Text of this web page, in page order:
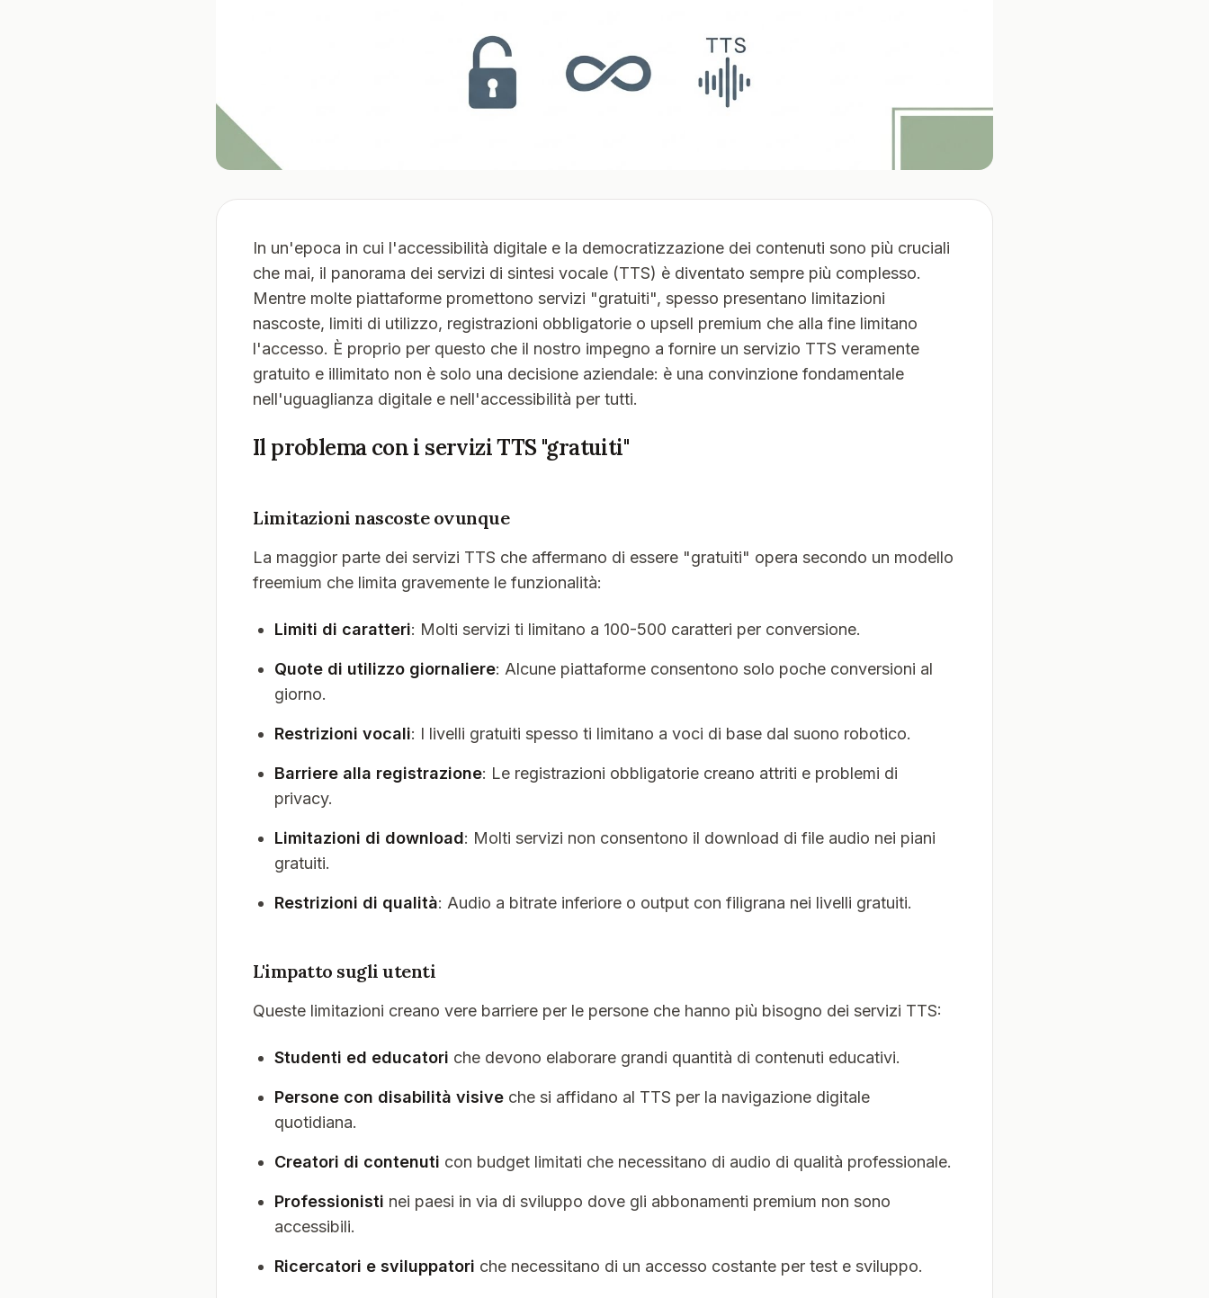
In un'epoca in cui l'accessibilità digitale e la democratizzazione dei contenuti sono più cruciali
che mai, il panorama dei servizi di sintesi vocale (TTS) è diventato sempre più complesso.
Mentre molte piattaforme promettono servizi "gratuiti", spesso presentano limitazioni
nascoste, limiti di utilizzo, registrazioni obbligatorie o upsell premium che alla fine limitano
l'accesso. È proprio per questo che il nostro impegno a fornire un servizio TTS veramente
gratuito e illimitato non è solo una decisione aziendale: è una convinzione fondamentale
nell'uguaglianza digitale e nell'accessibilità per tutti.
Il problema con i servizi TTS "gratuiti"
Limitazioni nascoste ovunque
La maggior parte dei servizi TTS che affermano di essere "gratuiti" opera secondo un modello
freemium che limita gravemente le funzionalità:
Limiti di caratteri: Molti servizi ti limitano a 100-500 caratteri per conversione.
Quote di utilizzo giornaliere: Alcune piattaforme consentono solo poche conversioni al
giorno.
Restrizioni vocali: I livelli gratuiti spesso ti limitano a voci di base dal suono robotico.
Barriere alla registrazione: Le registrazioni obbligatorie creano attriti e problemi di
privacy.
Limitazioni di download: Molti servizi non consentono il download di file audio nei piani
gratuiti.
Restrizioni di qualità: Audio a bitrate inferiore o output con filigrana nei livelli gratuiti.
L'impatto sugli utenti
Queste limitazioni creano vere barriere per le persone che hanno più bisogno dei servizi TTS:
Studenti ed educatori che devono elaborare grandi quantità di contenuti educativi.
Persone con disabilità visive che si affidano al TTS per la navigazione digitale
quotidiana.
Creatori di contenuti con budget limitati che necessitano di audio di qualità professionale.
Professionisti nei paesi in via di sviluppo dove gli abbonamenti premium non sono
accessibili.
Ricercatori e sviluppatori che necessitano di un accesso costante per test e sviluppo.